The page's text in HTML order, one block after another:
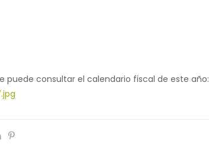
puede consultar el calendario fiscal de este año: